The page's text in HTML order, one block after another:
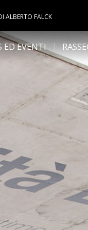
ALBERTO FALCK
ED EVENTI